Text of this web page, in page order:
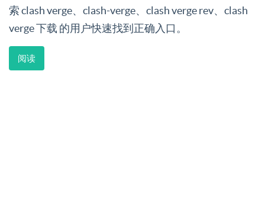
索 clash verge、clash-verge、clash verge rev、clash
verge 下载 的用户快速找到正确入口。
阅读